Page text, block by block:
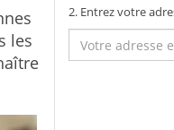
les
2. Entrez votre